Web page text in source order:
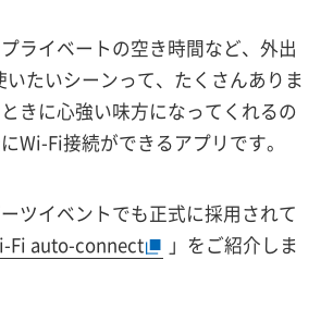
ライベートの空き時間など、外出
たいシーンって、たくさんありま
きに心強い味方になってくれるの
Wi-Fi接続ができるアプリです。
ツイベントでも正式に採用されて
Fi auto-connect
」をご紹介しま